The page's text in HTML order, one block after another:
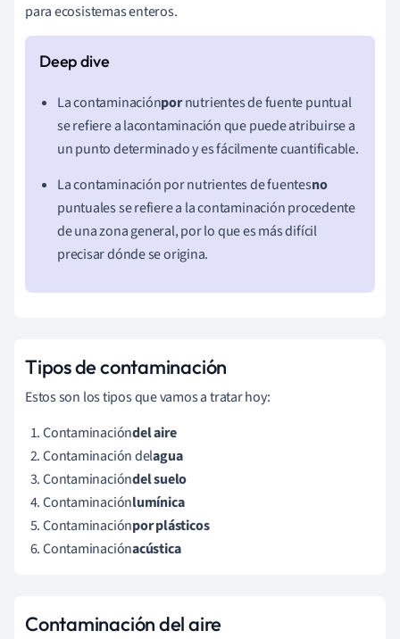
para ecosistemas enteros.
La contaminaciónpornutrientes de fuente puntual
se refiere a lacontaminación que puede atribuirse a
un punto determinado y es fácilmente cuantificable.
La contaminación por nutrientes de fuentesno
puntuales se refiere a la contaminaciónprocedente
de una zona general, por lo que es más difícil
precisar dónde se origina.
Tipos de contaminación
Estos son los tipos que vamos a tratar hoy:
Contaminacióndel aire
Contaminación delagua
Contaminacióndel suelo
Contaminaciónlumínica
Contaminaciónpor plásticos
Contaminaciónacústica
Contaminación del aire